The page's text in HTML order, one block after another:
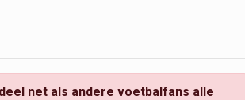
net als andere voetbalfans alle